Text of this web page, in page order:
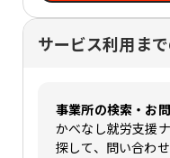
サービス利用ま
事業所の検索・お
かべなし就労支援
探して、問い合わ